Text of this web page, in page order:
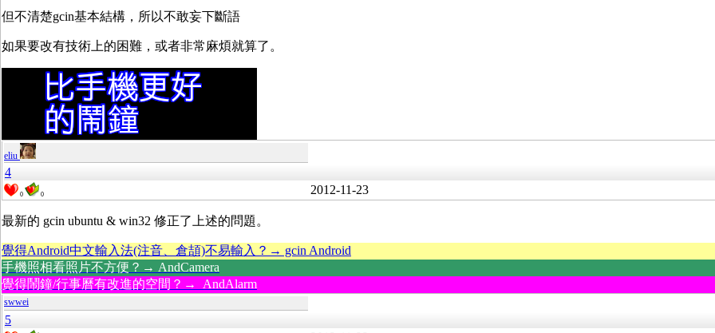
但不清楚gcin基本結構，所以不敢妄下斷語
如果要改有技術上的困難，或者非常麻煩就算了。
eliu
4
0 0 2012-11-23
最新的 gcin ubuntu & win32 修正了上述的問題。
覺得Android中文輸入法(注音、倉頡)不易輸入？→ gcin Android
手機照相看照片不方便？→ AndCamera
覺得鬧鐘/行事曆有改進的空間？→ AndAlarm
swwei
5